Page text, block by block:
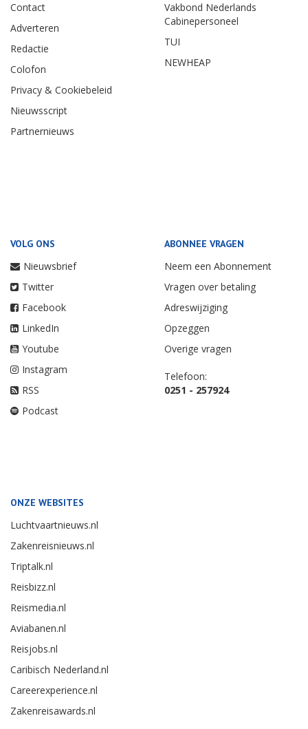
Contact
Adverteren
Redactie
Colofon
Privacy & Cookiebeleid
Nieuwsscript
Partnernieuws
Vakbond Nederlands
Cabinepersoneel
TUI
NEWHEAP
VOLG ONS
Nieuwsbrief
Twitter
Facebook
LinkedIn
Youtube
Instagram
RSS
Podcast
ABONNEE VRAGEN
Neem een Abonnement
Vragen over betaling
Adreswijziging
Opzeggen
Overige vragen
Telefoon:
0251 - 257924
ONZE WEBSITES
Luchtvaartnieuws.nl
Zakenreisnieuws.nl
Triptalk.nl
Reisbizz.nl
Reismedia.nl
Aviabanen.nl
Reisjobs.nl
Caribisch Nederland.nl
Careerexperience.nl
Zakenreisawards.nl